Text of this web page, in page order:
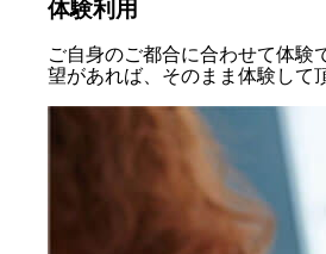
体験利用
ご自身のご都合に合わせて体験
望があれば、そのまま体験して